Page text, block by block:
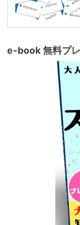
e-book 無料プ